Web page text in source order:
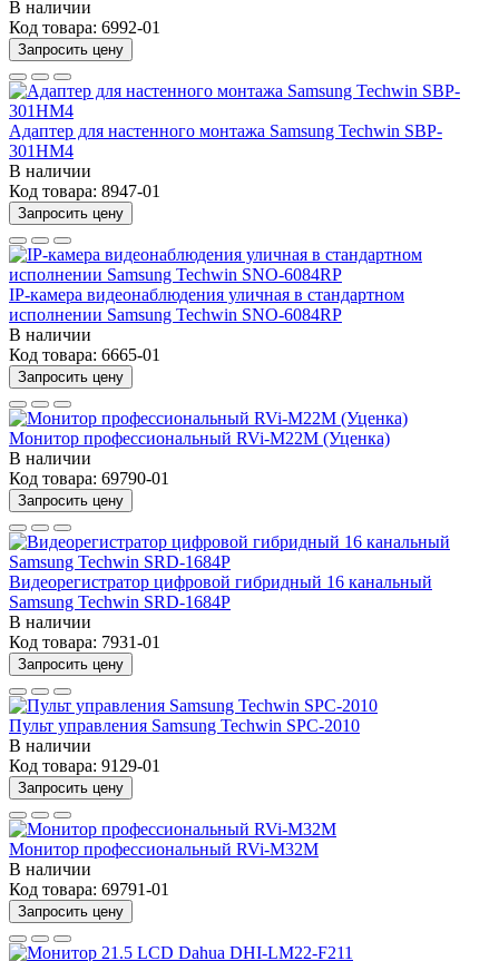
В наличии
Код товара: 6992-01
Запросить цену
Адаптер для настенного монтажа Samsung Techwin SBP-
301HM4
В наличии
Код товара: 8947-01
Запросить цену
IP-камера видеонаблюдения уличная в стандартном
исполнении Samsung Techwin SNO-6084RP
В наличии
Код товара: 6665-01
Запросить цену
Монитор профессиональный RVi-M22M (Уценка)
В наличии
Код товара: 69790-01
Запросить цену
Видеорегистратор цифровой гибридный 16 канальный
Samsung Techwin SRD-1684P
В наличии
Код товара: 7931-01
Запросить цену
Пульт управления Samsung Techwin SPC-2010
В наличии
Код товара: 9129-01
Запросить цену
Монитор профессиональный RVi-M32M
В наличии
Код товара: 69791-01
Запросить цену